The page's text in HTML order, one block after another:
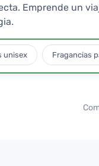
Emprende un
unisex Fragancias